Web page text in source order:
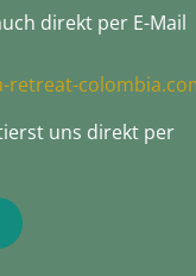
direkt per E-Mail
retreat-
uns direkt per